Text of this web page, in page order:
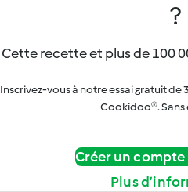
?
Cette recette et plus de 100
Inscrivez-vous à notre essai gratuit
Cookidoo®. Sans
Créer un
Plus